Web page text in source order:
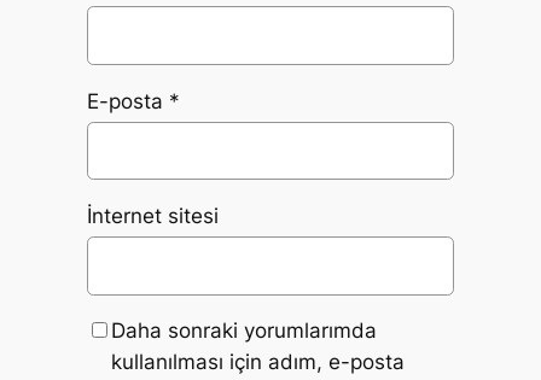
E-posta *
İnternet sitesi
Daha sonraki yorumlarımda
kullanılması için adım, e-posta